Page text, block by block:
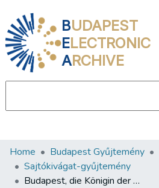
BUDAPEST
ELECTRONIC
ARCHIVE
Communities & Collections
All of DSpace
Home Budapest Gyűjtemény
Sajtókivágat-gyűjtemény
Budapest, die Königin der Donau